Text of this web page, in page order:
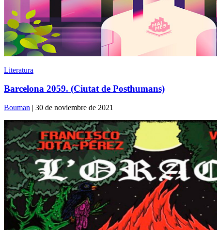
Literatura
Barcelona 2059. (Ciutat de Posthumans)
Bouman | 30 de noviembre de 2021